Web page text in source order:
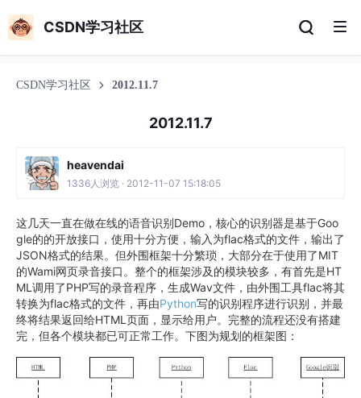
CSDN学习社区
CSDN学习社区 2012.11.7
2012.11.7
heavendai
1336人浏览 · 2012-11-07 15:18:05
这几天一直在做在线的语音识别Demo，核心的识别器是基于Goo
gle的的开放接口，使用十分方便，输入为flac格式的文件，输出了
JSON格式的结果。但外围框架十分繁琐，大部分在于使用了MIT
的Wami网页录音接口。整个的框架涉及的模块较多，有首先是HT
ML调用了PHP写的录音程序，生成Wav文件，由外围工具flac将其
转换为flac格式的文件，再由Python写的识别程序进行识别，并最
终将结果返回给HTML页面，显示给用户。完整的流程还没有搭建
完，但各个模块都已可正常工作。下图为规划的框架图：